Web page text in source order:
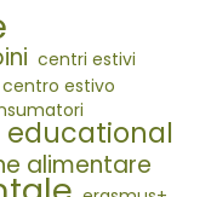
centri estivi
centro estivo
educational
alimentare